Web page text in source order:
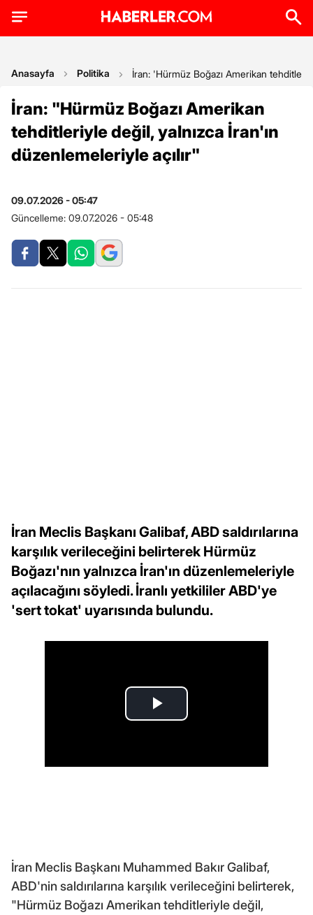
Anasayfa Politika İran: 'Hürmüz Boğazı Amerikan
İran: "Hürmüz Boğazı Amerikan
tehditleriyle değil, yalnızca İran'ın
düzenlemeleriyle açılır"
09.07.2026 - 05:47
Güncelleme: 09.07.2026 - 05:48
İran Meclis Başkanı Galibaf, ABD saldırılarına
karşılık verileceğini belirterek Hürmüz
Boğazı'nın yalnızca İran'ın düzenlemeleriyle
açılacağını söyledi. İranlı yetkililer ABD'ye
'sert tokat' uyarısında bulundu.
İran Meclis Başkanı Muhammed Bakır Galibaf,
ABD'nin saldırılarına karşılık verileceğini belirterek,
"Hürmüz Boğazı Amerikan tehditleriyle değil,